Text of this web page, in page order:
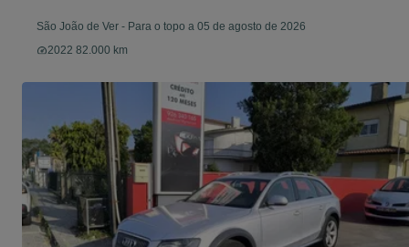
São João de Ver - Para o topo a 05 de agosto de 2026
2022 82.000 km